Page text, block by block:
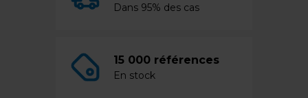
Dans 95% des cas
15 000 références
En stock